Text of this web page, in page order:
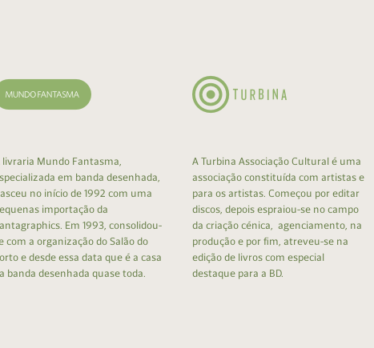
livraria Mundo Fantasma,
em banda desenhada,
no início de 1992 com uma
importação da
Em 1993, consolidou-
com a organização do Salão do
e desde essa data que é a casa
banda desenhada quase toda.
A Turbina Associação Cultural é uma
associação constituída com artistas e
para os artistas. Começou por editar
discos, depois espraiou-se no campo
da criação cénica, agenciamento, na
produção e por fim, atreveu-se na
edição de livros com especial
destaque para a BD.